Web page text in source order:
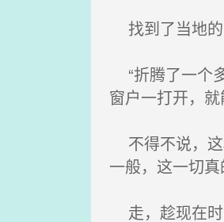
找到了当地的
“折腾了一个
窗户一打开，就
不得不说，这
一般，这一切真
走，趁现在时